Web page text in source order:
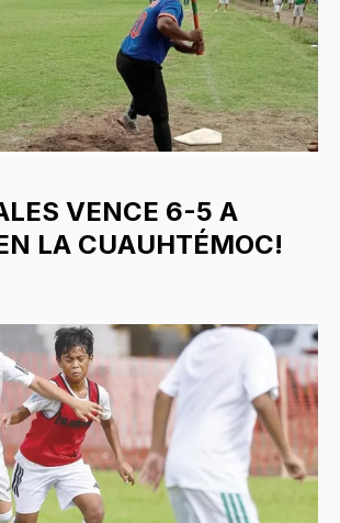
VENCE 6-5 A
LA CUAUHTÉMOC!